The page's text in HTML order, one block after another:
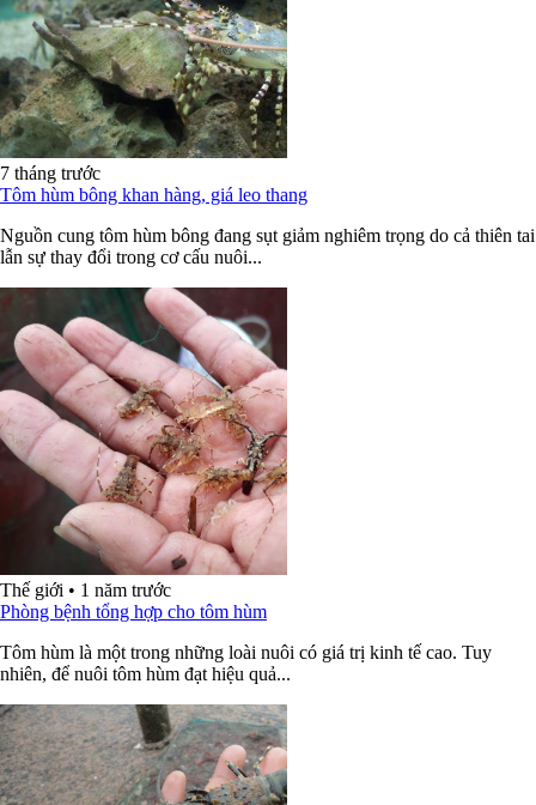
7 tháng trước
Tôm hùm bông khan hàng, giá leo thang
Nguồn cung tôm hùm bông đang sụt giảm nghiêm trọng do cả thiên tai
lẫn sự thay đổi trong cơ cấu nuôi...
Thế giới • 1 năm trước
Phòng bệnh tổng hợp cho tôm hùm
Tôm hùm là một trong những loài nuôi có giá trị kinh tế cao. Tuy
nhiên, để nuôi tôm hùm đạt hiệu quả...